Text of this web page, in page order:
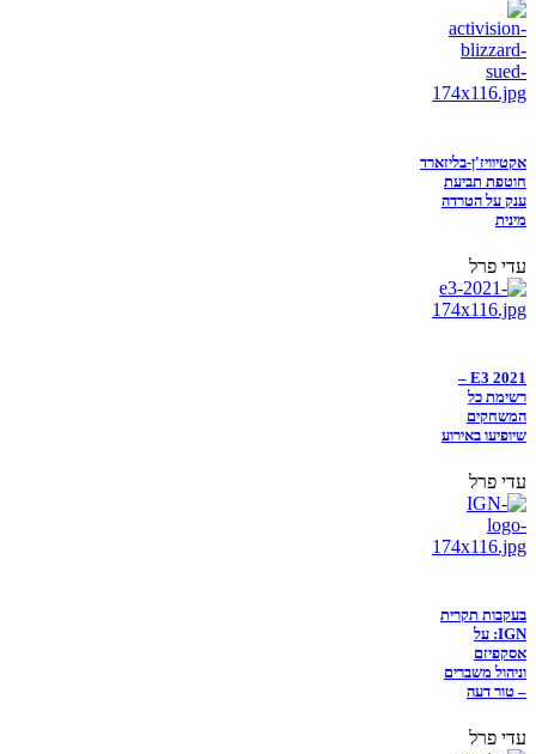
אקטיוויז'ן-בליזארד
חוטפת תביעת
ענק על הטרדה
מינית
עדי פרל
E3 2021 –
רשימת כל
המשחקים
שיופיעו באירוע
עדי פרל
בעקבות תקרית
IGN: על
אסקפיזם
וניהול משברים
– טור דעה
עדי פרל